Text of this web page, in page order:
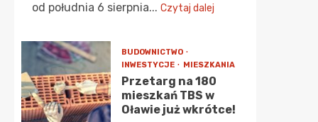
od południa 6 sierpnia... Czytaj dalej
BUDOWNICTWO
INWESTYCJE
MIESZKANIA
Przetarg na 180
mieszkań TBS w
Oławie już wkrótce!